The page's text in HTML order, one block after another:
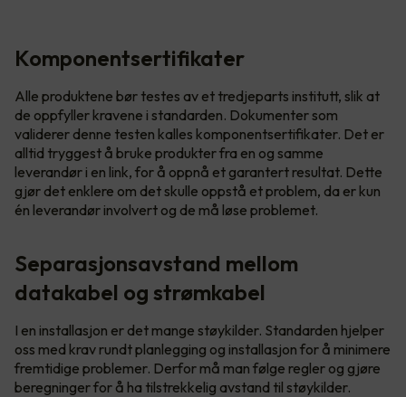
Komponentsertifikater
Alle produktene bør testes av et tredjeparts institutt, slik at
de oppfyller kravene i standarden. Dokumenter som
validerer denne testen kalles komponentsertifikater. Det er
alltid tryggest å bruke produkter fra en og samme
leverandør i en link, for å oppnå et garantert resultat. Dette
gjør det enklere om det skulle oppstå et problem, da er kun
én leverandør involvert og de må løse problemet.
Separasjonsavstand mellom
datakabel og strømkabel
I en installasjon er det mange støykilder. Standarden hjelper
oss med krav rundt planlegging og installasjon for å minimere
fremtidige problemer. Derfor må man følge regler og gjøre
beregninger for å ha tilstrekkelig avstand til støykilder.